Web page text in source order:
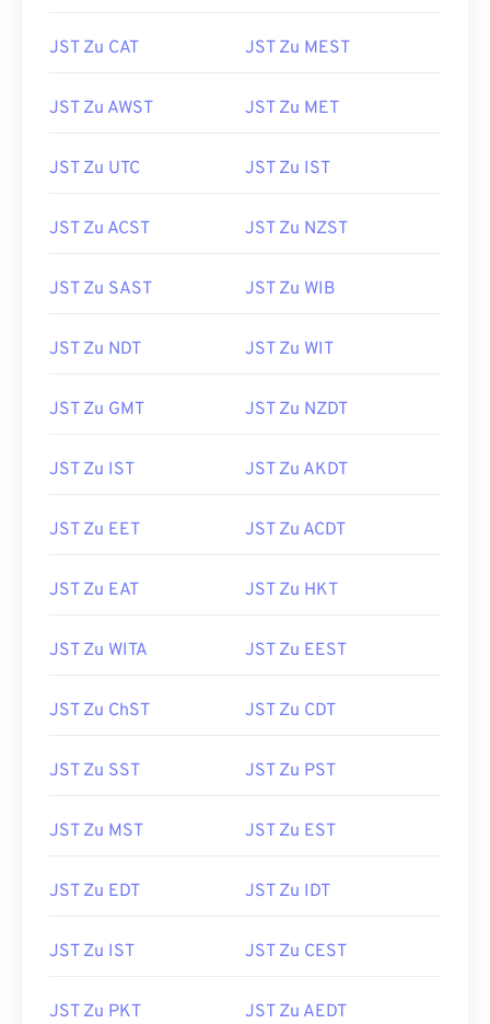
JST Zu CAT JST Zu MEST
JST Zu AWST JST Zu MET
JST Zu UTC JST Zu IST
JST Zu ACST JST Zu NZST
JST Zu SAST JST Zu WIB
JST Zu NDT JST Zu WIT
JST Zu GMT JST Zu NZDT
JST Zu IST JST Zu AKDT
JST Zu EET JST Zu ACDT
JST Zu EAT JST Zu HKT
JST Zu WITA JST Zu EEST
JST Zu ChST JST Zu CDT
JST Zu SST JST Zu PST
JST Zu MST JST Zu EST
JST Zu EDT JST Zu IDT
JST Zu IST JST Zu CEST
JST Zu PKT JST Zu AEDT